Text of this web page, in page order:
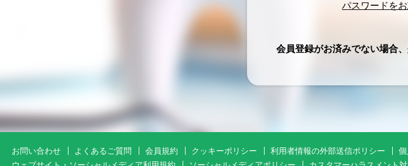
パスワードを
会員登録がお済みでない場合、
お問い合わせ よくあるご質問 会員規約 クッキーポリシー 利用者情報の外部送信ポリシー